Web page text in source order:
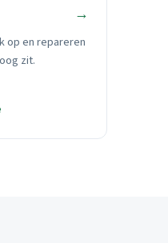
→
op en repareren
zit.